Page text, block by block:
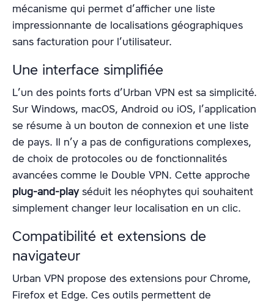
mécanisme qui permet d’afficher une liste
impressionnante de localisations géographiques
sans facturation pour l’utilisateur.
Une interface simplifiée
L’un des points forts d’Urban VPN est sa simplicité.
Sur Windows, macOS, Android ou iOS, l’application
se résume à un bouton de connexion et une liste
de pays. Il n’y a pas de configurations complexes,
de choix de protocoles ou de fonctionnalités
avancées comme le Double VPN. Cette approche
plug-and-playséduit les néophytes qui souhaitent
simplement changer leur localisation en un clic.
Compatibilité et extensions de
navigateur
Urban VPN propose des extensions pour Chrome,
Firefox et Edge. Ces outils permettent de